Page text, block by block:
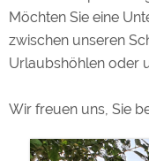
Tennis
in der Tennishalle im
im SB-Laden direkt
Essen und Trinken
Möchten Sie eine
zwischen unseren
Urlaubshöhlen oder
Wir freuen uns, Sie